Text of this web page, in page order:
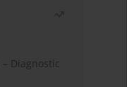
– Diagnostic